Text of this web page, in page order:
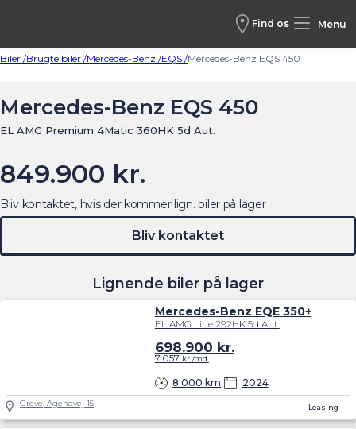
Find os Menu
Biler /Brugte biler /Mercedes-Benz /EQS /Mercedes-Benz EQS 450
Mercedes-Benz EQS 450
EL AMG Premium 4Matic 360HK 5d Aut.
849.900 kr.
Lignende biler på lager
Leasing
Mercedes-Benz EQE 350+
EL AMG Line 292HK 5d Aut.
8.000 km 2024
698.900 kr.
7.057 kr./md.
Greve, Agenavej 15
Bliv kontaktet, hvis der kommer lign. biler på lager
Bliv kontaktet